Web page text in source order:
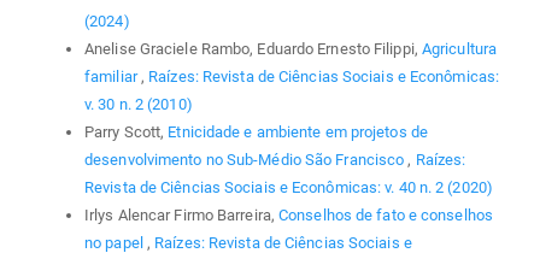
(2024)
Anelise Graciele Rambo, Eduardo Ernesto Filippi, Agricultura
familiar , Raízes: Revista de Ciências Sociais e Econômicas:
v. 30 n. 2 (2010)
Parry Scott, Etnicidade e ambiente em projetos de
desenvolvimento no Sub-Médio São Francisco , Raízes:
Revista de Ciências Sociais e Econômicas: v. 40 n. 2 (2020)
Irlys Alencar Firmo Barreira,Conselhos de fato e conselhos
no papel , Raízes: Revista de Ciências Sociais e